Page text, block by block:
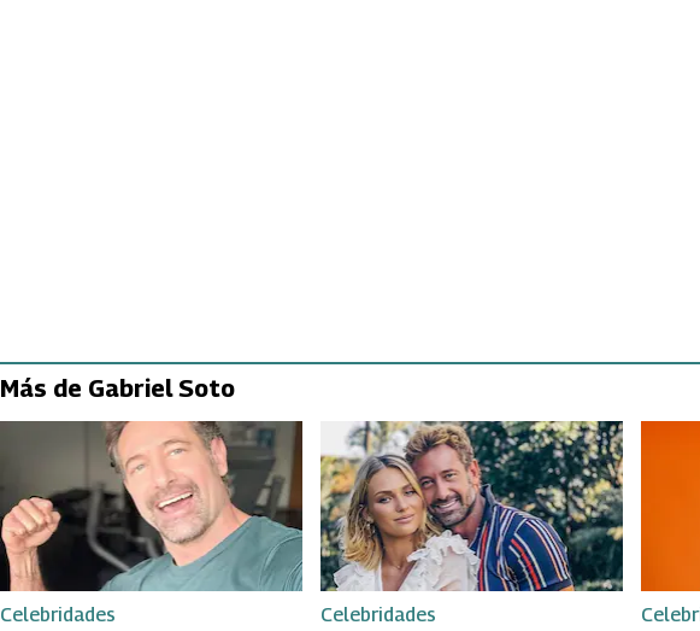
Más de Gabriel Soto
Celebridades Celebridades